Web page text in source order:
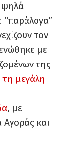
“παράλογα”
τον
με
της
τη μεγάλη
, με
και